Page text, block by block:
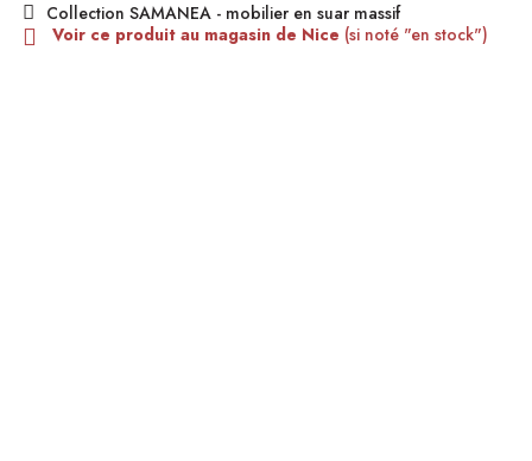
Collection SAMANEA - mobilier en suar massif
Voir ce produit au magasin de Nice (si noté "en stock")